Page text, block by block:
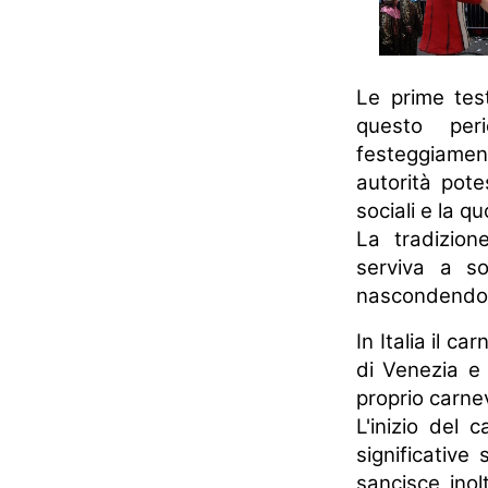
Le prime
questo
autorità
sociali e la
La
serviva a
In Italia il
di Venezia
proprio
L'inizio del
significative